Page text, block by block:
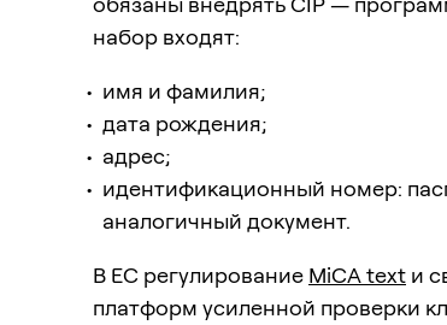
набор входят:
имя и фамилия;
дата рождения;
адрес;
идентификационный номер:
аналогичный документ.
В ЕС регулирование MiCA text и
платформ усиленной проверки